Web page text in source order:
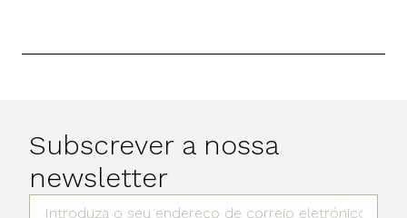
Subscrever a nossa
newsletter